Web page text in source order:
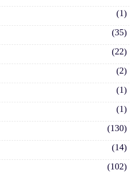
(1)
(35)
(22)
(2)
(1)
(1)
(130)
(14)
(102)